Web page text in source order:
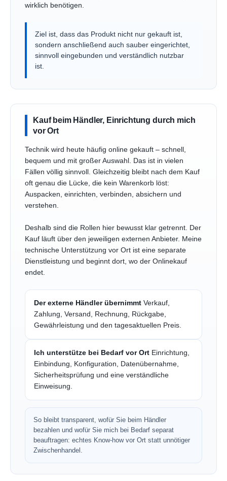
wirklich benötigen.
Ziel ist, dass das Produkt nicht nur gekauft ist,
sondern anschließend auch sauber eingerichtet,
sinnvoll eingebunden und verständlich nutzbar
ist.
Kauf beim Händler, Einrichtung durch mich
vor Ort
Technik wird heute häufig online gekauft – schnell,
bequem und mit großer Auswahl. Das ist in vielen
Fällen völlig sinnvoll. Gleichzeitig bleibt nach dem Kauf
oft genau die Lücke, die kein Warenkorb löst:
Auspacken, einrichten, verbinden, absichern und
verstehen.
Deshalb sind die Rollen hier bewusst klar getrennt. Der
Kauf läuft über den jeweiligen externen Anbieter. Meine
technische Unterstützung vor Ort ist eine separate
Dienstleistung und beginnt dort, wo der Onlinekauf
endet.
Der externe Händler übernimmt Verkauf,
Zahlung, Versand, Rechnung, Rückgabe,
Gewährleistung und den tagesaktuellen Preis.
Ich unterstütze bei Bedarf vor Ort Einrichtung,
Einbindung, Konfiguration, Datenübernahme,
Sicherheitsprüfung und eine verständliche
Einweisung.
So bleibt transparent, wofür Sie beim Händler
bezahlen und wofür Sie mich bei Bedarf separat
beauftragen: echtes Know-how vor Ort statt unnötiger
Zwischenhandel.